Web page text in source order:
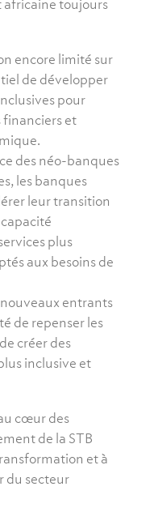
africaine toujours
encore limité sur
de développer
pour
financiers et
des néo-banques
les banques
leur transition
plus
aux besoins de
nouveaux entrants
de repenser les
créer des
inclusive et
cœur des
de la STB
et à
du secteur